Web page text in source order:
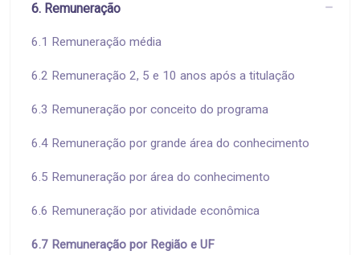
6. Remuneração
6.1 Remuneração média
6.2 Remuneração 2, 5 e 10 anos após a titulação
6.3 Remuneração por conceito do programa
6.4 Remuneração por grande área do conhecimento
6.5 Remuneração por área do conhecimento
6.6 Remuneração por atividade econômica
6.7 Remuneração por Região e UF